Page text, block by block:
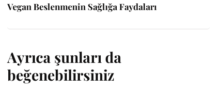
Vegan Beslenmenin Sağlığa Faydaları
Ayrıca şunları da
beğenebilirsiniz